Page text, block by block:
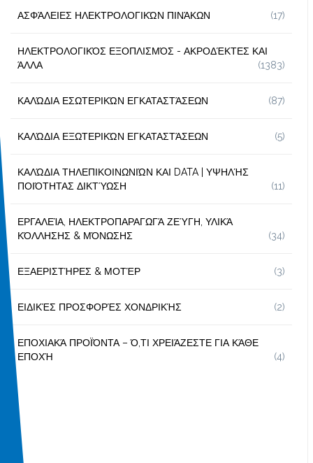
ΑΣΦΆΛΕΙΕΣ ΗΛΕΚΤΡΟΛΟΓΙΚΏΝ ΠΙΝΆΚΩΝ (17)
ΗΛΕΚΤΡΟΛΟΓΙΚΌΣ ΕΞΟΠΛΙΣΜΌΣ - ΑΚΡΟΔΈΚΤΕΣ ΚΑΙ
ΆΛΛΑ
(1383)
ΚΑΛΏΔΙΑ ΕΣΩΤΕΡΙΚΏΝ ΕΓΚΑΤΑΣΤΆΣΕΩΝ (87)
ΚΑΛΏΔΙΑ ΕΞΩΤΕΡΙΚΏΝ ΕΓΚΑΤΑΣΤΆΣΕΩΝ (5)
ΚΑΛΏΔΙΑ ΤΗΛΕΠΙΚΟΙΝΩΝΙΏΝ ΚΑΙ DATA | ΥΨΗΛΉΣ
ΠΟΙΌΤΗΤΑΣ ΔΙΚΤΎΩΣΗ
(11)
ΕΡΓΑΛΕΊΑ, ΗΛΕΚΤΡΟΠΑΡΑΓΩΓΆ ΖΕΎΓΗ, ΥΛΙΚΆ
ΚΌΛΛΗΣΗΣ & ΜΌΝΩΣΗΣ
(34)
ΕΞΑΕΡΙΣΤΉΡΕΣ & ΜΟΤΈΡ (3)
ΕΙΔΙΚΈΣ ΠΡΟΣΦΟΡΈΣ ΧΟΝΔΡΙΚΉΣ (2)
ΕΠΟΧΙΑΚΆ ΠΡΟΪΌΝΤΑ – Ό,ΤΙ ΧΡΕΙΆΖΕΣΤΕ ΓΙΑ ΚΆΘΕ
ΕΠΟΧΉ
(4)